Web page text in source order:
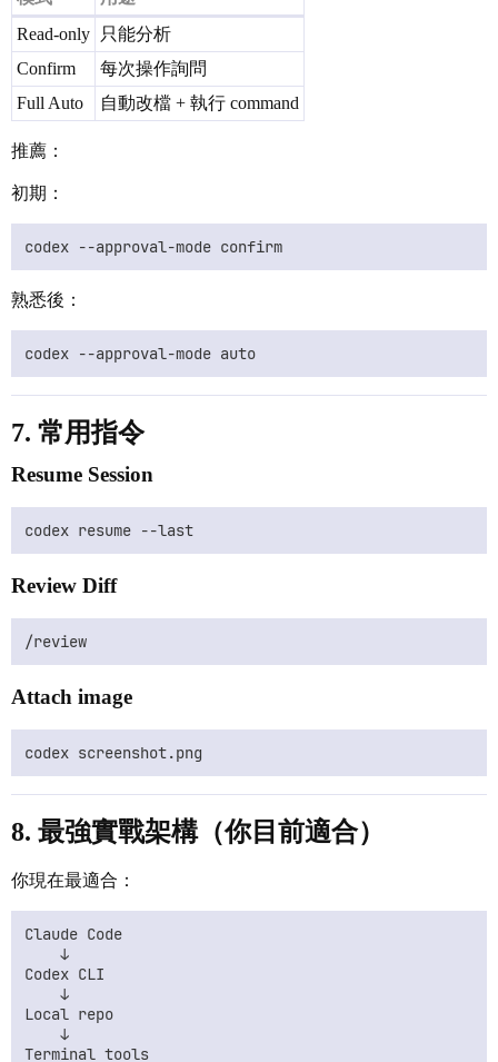
Read-only
只能分析
Confirm
每次操作詢問
Full Auto
自動改檔 + 執行 command
推薦：
初期：
熟悉後：
7. 常用指令
Resume Session
Review Diff
Attach image
8. 最強實戰架構（你目前適合）
你現在最適合：
Claude Code
    ↓
Codex CLI
    ↓
Local repo
    ↓